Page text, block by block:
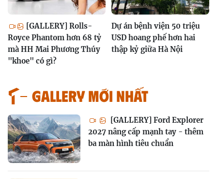
[GALLERY] Rolls-
Royce Phantom hơn 68 tỷ
mà HH Mai Phương Thúy
"khoe" có gì?
Dự án bệnh viện 50 triệu
USD hoang phế hơn hai
thập kỷ giữa Hà Nội
GALLERY MỚI NHẤT
[GALLERY] Ford Explorer
2027 nâng cấp mạnh tay - thêm
ba màn hình tiêu chuẩn